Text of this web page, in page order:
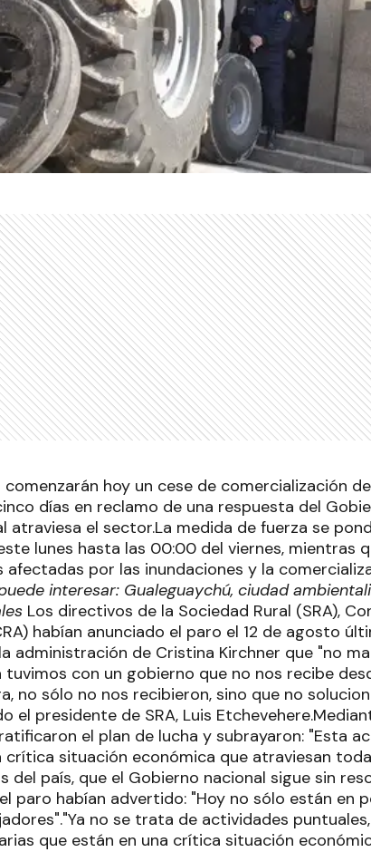
hoy un cese de comercialización
días en reclamo de una respuesta del
atraviesa el sector.La medida de fuerza se
lunes hasta las 00:00 del viernes, mientras
afectadas por las inundaciones y la
interesar: Gualeguaychú, ciudad
Los directivos de la Sociedad Rural (SRA),
habían anunciado el paro el 12 de agosto
administración de Cristina Kirchner que "no
con un gobierno que no nos recibe
no sólo no nos recibieron, sino que no
el presidente de SRA, Luis
el plan de lucha y subrayaron: "Esta
crítica situación económica que atraviesan
país, que el Gobierno nacional sigue sin
paro habían advertido: "Hoy no sólo están en
no se trata de actividades
que están en una crítica situación